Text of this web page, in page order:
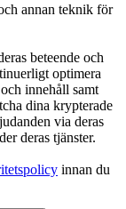
annan teknik för
beteende och
optimera
innehåll samt
dina krypterade
via deras
deras tjänster.
innan du